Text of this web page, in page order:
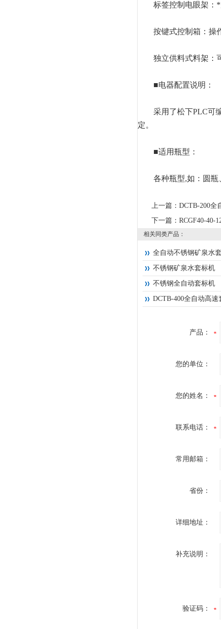
标签控制电眼架：*
按键式控制箱：操
独立供料式料架：
■电器配置说明：
采用了松下PLC可编
定。
■适用瓶型：
各种瓶型,如：圆瓶
上一篇： DCTB-200全
下一篇： RCGF40-40-
相关同类产品：
全自动不锈钢矿泉水
不锈钢矿泉水套标机
不锈钢全自动套标机
DCTB-400全自动高速
产品：
您的单位：
您的姓名：
联系电话：
常用邮箱：
省份：
详细地址：
补充说明：
验证码：